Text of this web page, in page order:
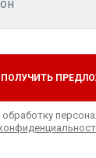
ПОЛУЧИТЬ
обработку